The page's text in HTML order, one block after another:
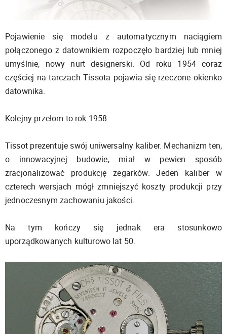
Pojawienie się modelu z automatycznym naciągiem
połączonego z datownikiem rozpoczęło bardziej lub mniej
umyślnie, nowy nurt designerski. Od roku 1954 coraz
częściej na tarczach Tissota pojawia się rzeczone okienko
datownika.
Kolejny przełom to rok 1958.
Tissot prezentuje swój uniwersalny kaliber. Mechanizm ten,
o innowacyjnej budowie, miał w pewien sposób
zracjonalizować produkcję zegarków. Jeden kaliber w
czterech wersjach mógł zmniejszyć koszty produkcji przy
jednoczesnym zachowaniu jakości.
Na tym kończy się jednak era stosunkowo
uporządkowanych kulturowo lat 50.